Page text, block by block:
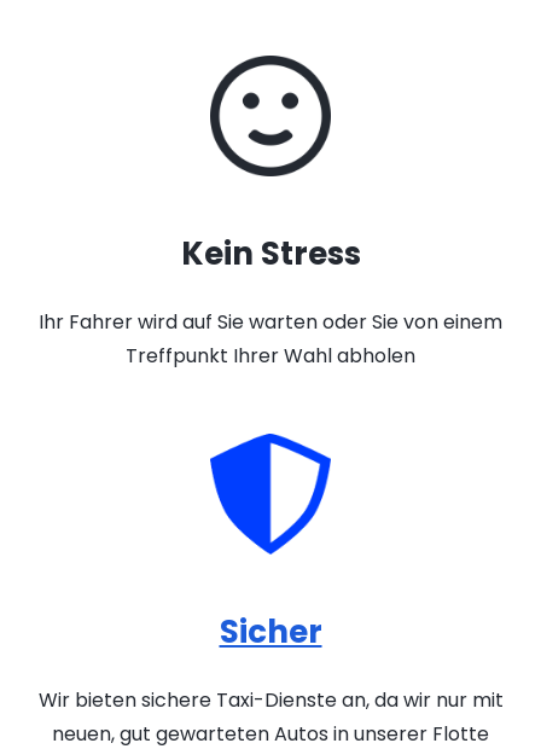
Kein Stress
Ihr Fahrer wird auf Sie warten oder Sie von einem
Treffpunkt Ihrer Wahl abholen
Sicher
Wir bieten sichere Taxi-Dienste an, da wir nur mit
neuen, gut gewarteten Autos in unserer Flotte